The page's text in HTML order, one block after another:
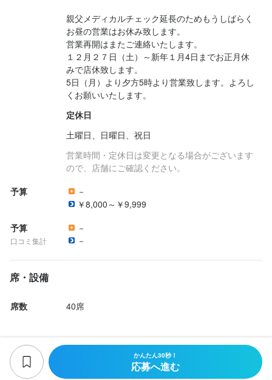
親父メディカルチェック延長のためもうしばらく
お昼の営業はお休み致します。
営業再開はまたご連絡いたします。
１２月２７日（土）～新年１月4日までお正月休
みで店休致します。
5日（月）より夕方5時より営業致します。よろし
くお願いいたします。
定休日
土曜日、日曜日、祝日
営業時間・定休日は変更となる場合がございます
ので、店舗にご確認ください。
予算
－
￥8,000～￥9,999
予算
口コミ集計
－
－
席・設備
席数 40席
かんたん30秒！
応募へ進む